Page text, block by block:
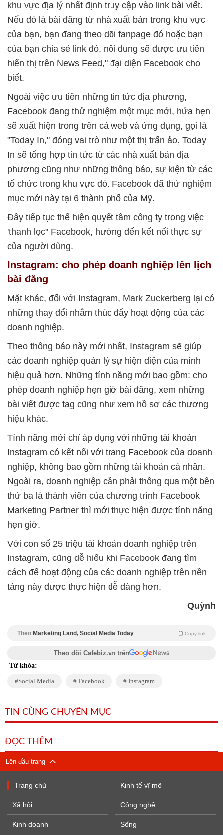
khu vực địa lý nhất định truy cập vào link bài viết.
Nếu đó là bài đăng từ nhà xuất bản trong khu vực
của bạn, bạn đang theo dõi fanpage đó hoặc bạn
của bạn chia sẻ link đó, nội dung sẽ được ưu tiên
hiển thị trên News Feed," đại diện Facebook cho
biết.
Ngoài việc ưu tiên những tin tức địa phương,
Facebook đang thử nghiệm một mục mới, hứa hẹn
sẽ xuất hiện trong trên cả web và ứng dụng, gọi là
"Today In," đóng vai trò như một thị trấn ảo. Today
In sẽ tổng hợp tin tức từ các nhà xuất bản địa
phương cũng như những thông báo, sự kiện từ các
tổ chức trong khu vực đó. Facebook đã thử nghiệm
mục mới này tại 6 thành phố của Mỹ.
Đây tiếp tục thể hiện quyết tâm công ty trong việc
'thanh lọc" Facebook, hướng đến kết nối thực sự
của người dùng.
Instagram: cho phép doanh nghiệp lên lịch
bài đăng
Mặt khác, đối với Instagram, Mark Zuckerberg lại có
những thay đổi nhằm thúc đẩy hoạt động của các
doanh nghiệp.
Theo thông báo này mới nhất, Instagram sẽ giúp
các doanh nghiệp quản lý sự hiện diện của mình
hiệu quả hơn. Những tính năng mới bao gồm: cho
phép doanh nghiệp hẹn giờ bài đăng, xem những
bài viết được tag cũng như xem hồ sơ các thương
hiệu khác.
Tính năng mới chỉ áp dụng với những tài khoản
Instagram có kết nối với trang Facebook của doanh
nghiệp, không bao gồm những tài khoản cá nhân.
Ngoài ra, doanh nghiệp cần phải thông qua một bên
thứ ba là thành viên của chương trình Facebook
Marketing Partner thì mới thực hiện được tính năng
hẹn giờ.
Với con số 25 triệu tài khoản doanh nghiệp trên
Instagram, cũng dễ hiểu khi Facebook đang tìm
cách để hoạt động của các doanh nghiệp trên nền
tảng này được thực hiện dễ dàng hơn.
Quỳnh
Theo Marketing Land, Social Media Today Copy link
Theo dõi Cafebiz.vn trên
Từ khóa:
Social Media Facebook Instagram
TIN CÙNG CHUYÊN MỤC
ĐỌC THÊM
Lên đầu trang
Trang chủ
Xã hội
Kinh doanh
Kinh tế vĩ mô
Công nghệ
Sống